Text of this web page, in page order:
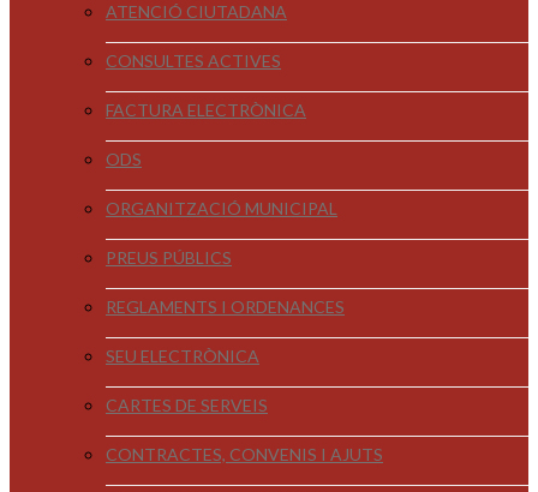
ATENCIÓ CIUTADANA
CONSULTES ACTIVES
FACTURA ELECTRÒNICA
ODS
ORGANITZACIÓ MUNICIPAL
PREUS PÚBLICS
REGLAMENTS I ORDENANCES
SEU ELECTRÒNICA
CARTES DE SERVEIS
CONTRACTES, CONVENIS I AJUTS